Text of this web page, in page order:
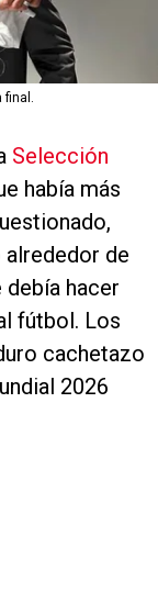
final.
Selección
había más
alrededor de
hacer
fútbol. Los
cachetazo
2026